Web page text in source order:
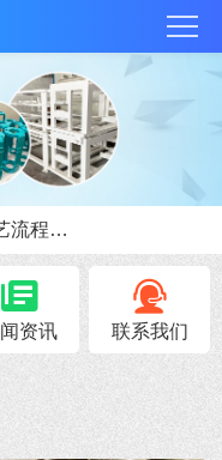
好？
何为酸洗磷化？今天鑫明静电喷粉厂小课堂就跟大家讲讲。
喷粉加工:静电喷涂的工艺流程和优缺点
资讯 联系我们